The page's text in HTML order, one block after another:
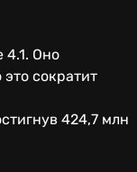
4.1. Оно
сократит
424,7 млн